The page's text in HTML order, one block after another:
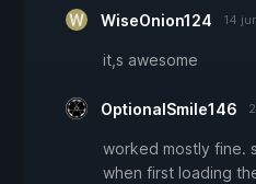
WiseOnion124 14
it,s awesome
OptionalSmile146
worked mostly fine.
when first loading